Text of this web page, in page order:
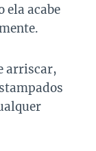
ela acabe
arriscar,